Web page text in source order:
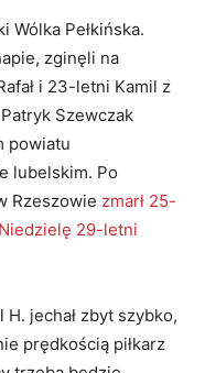
Wólka Pełkińska.
zginęli na
i 23-letni Kamil z
Szewczak
powiatu
lubelskim. Po
Rzeszowie zmarł 25-
29-letni
jechał zbyt szybko,
prędkością piłkarz